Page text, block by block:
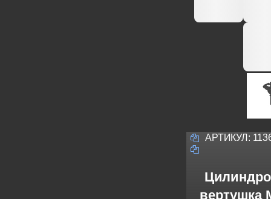
АРТИКУЛ:
вертушка